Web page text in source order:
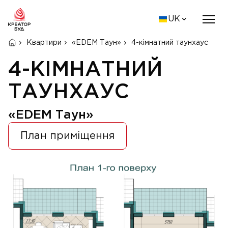
UK
Квартири «EDEM Таун» 4-кімнатний таунхаус
4-КІМНАТНИЙ
ТАУНХАУС
«EDEM Таун»
План приміщення